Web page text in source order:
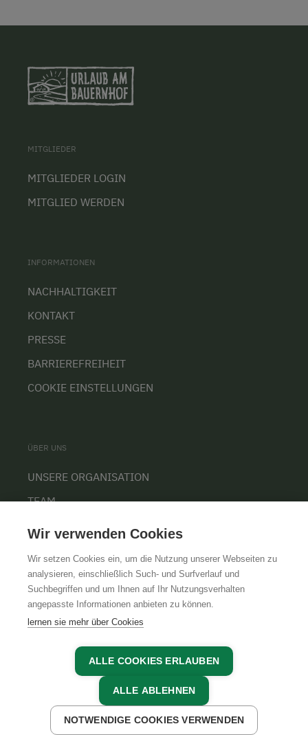
JETZT ANFRAGEN JETZT BUCHEN
MITGLIEDER
MITGLIEDER LOGIN
MITGLIED WERDEN
INFORMATIONEN
NACHHALTIGKEIT
KONTAKT
PRESSE
BARRIEREFREIHEIT
COOKIE EINSTELLUNGEN
ÜBER UNS
UNSERE ORGANISATION
TEAM
AGBIMPRESSUMDATENSCHUTZ
Wir verwenden Cookies
Wir setzen Cookies ein, um die Nutzung unserer Webseiten zu
analysieren, einschließlich Such- und Surfverlauf und
Suchbegriffen und um Ihnen auf Ihr Nutzungsverhalten
angepasste Informationen anbieten zu können.
lernen sie mehr über Cookies
ALLE COOKIES ERLAUBEN
ALLE ABLEHNEN
NOTWENDIGE COOKIES VERWENDEN